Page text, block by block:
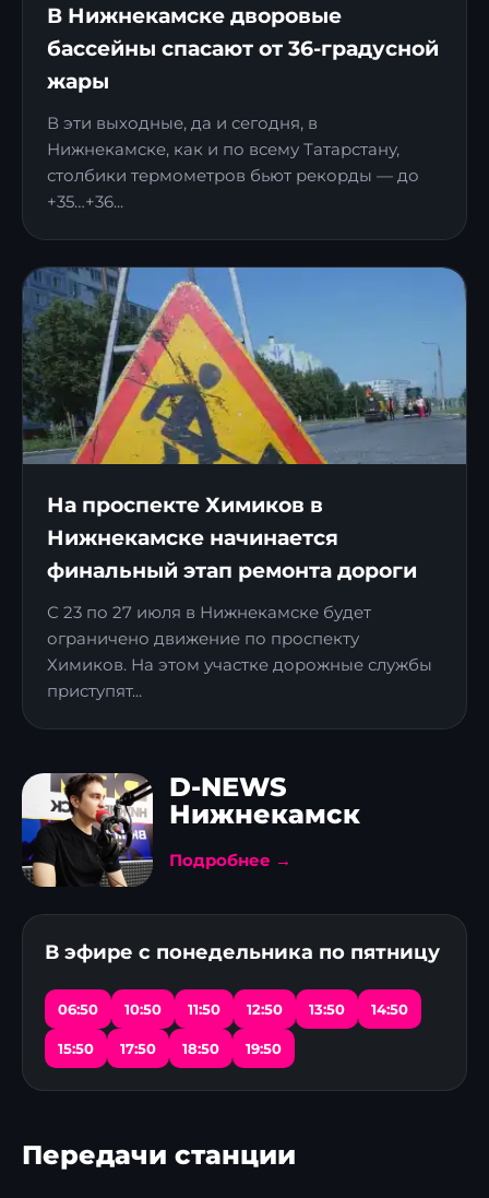
В Нижнекамске дворовые
бассейны спасают от 36-градусной
жары
В эти выходные, да и сегодня, в
Нижнекамске, как и по всему Татарстану,
столбики термометров бьют рекорды — до
+35…+36...
На проспекте Химиков в
Нижнекамске начинается
финальный этап ремонта дороги
С 23 по 27 июля в Нижнекамске будет
ограничено движение по проспекту
Химиков. На этом участке дорожные службы
приступят...
D-NEWS
Нижнекамск
Подробнее →
В эфире с понедельника по пятницу
06:50 10:50 11:50 12:50 13:50 14:50
15:50 17:50 18:50 19:50
Передачи станции